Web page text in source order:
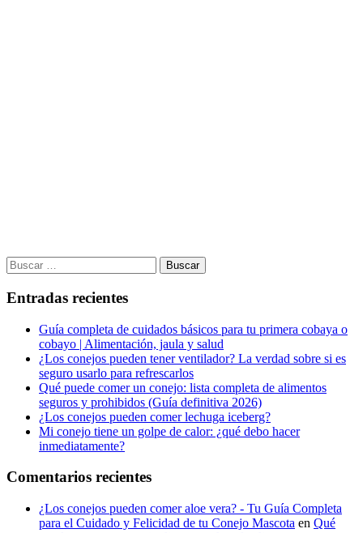
Buscar:
Entradas recientes
Guía completa de cuidados básicos para tu primera cobaya o
cobayo | Alimentación, jaula y salud
¿Los conejos pueden tener ventilador? La verdad sobre si es
seguro usarlo para refrescarlos
Qué puede comer un conejo: lista completa de alimentos
seguros y prohibidos (Guía definitiva 2026)
¿Los conejos pueden comer lechuga iceberg?
Mi conejo tiene un golpe de calor: ¿qué debo hacer
inmediatamente?
Comentarios recientes
¿Los conejos pueden comer aloe vera? - Tu Guía Completa
para el Cuidado y Felicidad de tu Conejo Mascota en Qué